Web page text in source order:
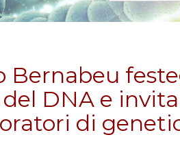
Bernabeu
DNA e
di